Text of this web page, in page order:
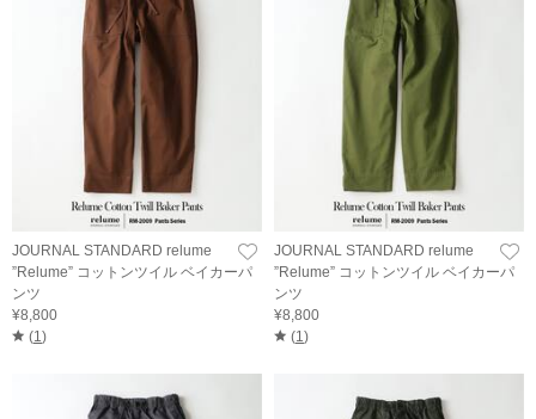
JOURNAL STANDARD relume
”Relume” コットンツイル ベイカーパ
ンツ
¥8,800
(1)
JOURNAL STANDARD relume
”Relume” コットンツイル ベイカーパ
ンツ
¥8,800
(1)